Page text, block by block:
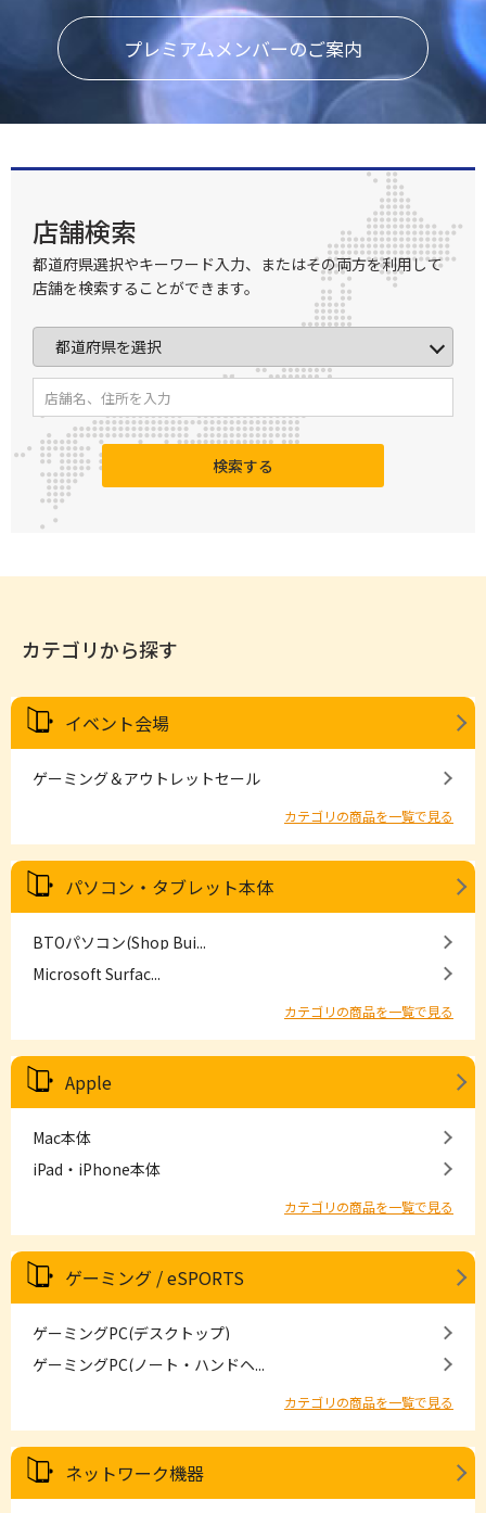
プレミアムメンバーのご案内
店舗検索
都道府県選択やキーワード入力、またはその両方を利用して
店舗を検索することができます。
検索する
カテゴリから探す
イベント会場
ゲーミング＆アウトレットセール
カテゴリの商品を一覧で見る
パソコン・タブレット本体
BTOパソコン(Shop Bui...
Microsoft Surfac...
カテゴリの商品を一覧で見る
Apple
Mac本体
iPad・iPhone本体
カテゴリの商品を一覧で見る
ゲーミング / eSPORTS
ゲーミングPC(デスクトップ)
ゲーミングPC(ノート・ハンドヘ...
カテゴリの商品を一覧で見る
ネットワーク機器